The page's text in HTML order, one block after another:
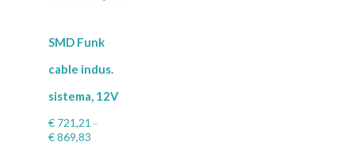
SMD Funk
cable indus.
sistema, 12V
€ 721,21 –
€869,83